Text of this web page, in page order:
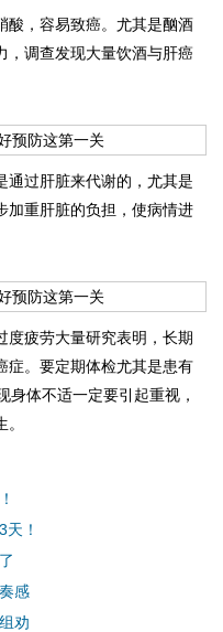
酸，容易致癌。尤其是酗酒
，调查发现大量饮酒与肝癌
通过肝脏来代谢的，尤其是
加重肝脏的负担，使病情进
度疲劳大量研究表明，长期
症。要定期体检尤其是患有
身体不适一定要引起重视，
！
感
劝